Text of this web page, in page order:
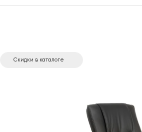
Скидки в каталоге